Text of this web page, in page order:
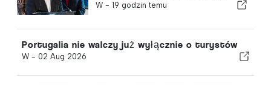
W - 19 godzin temu
Portugalia nie walczy już wyłącznie o turystów
W - 02 Aug 2026